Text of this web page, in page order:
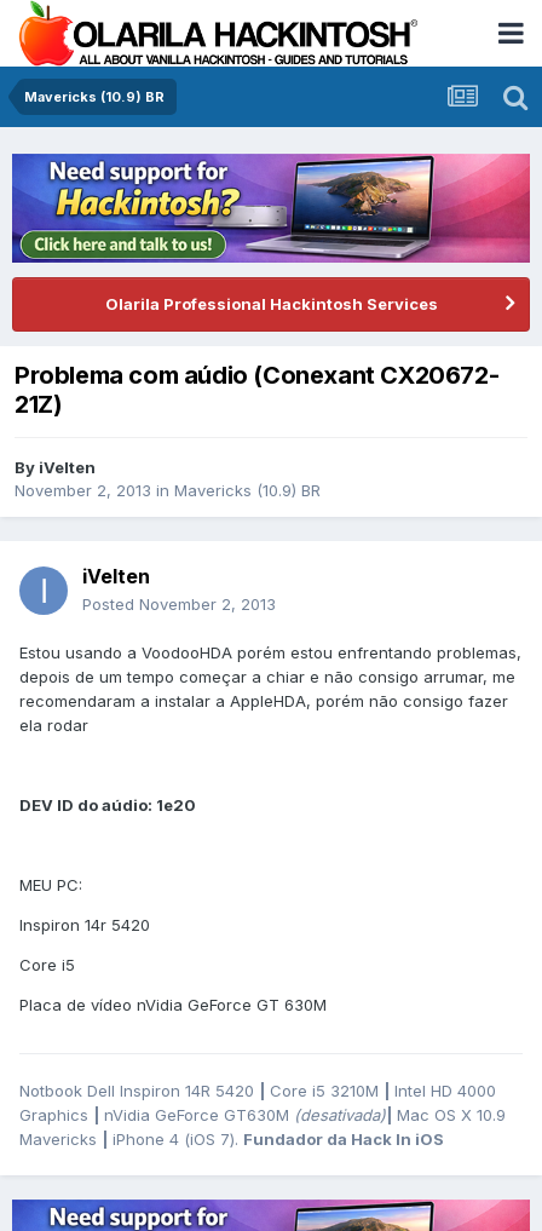
Mavericks (10.9) BR
Olarila Professional Hackintosh Services
Problema com aúdio (Conexant CX20672-
21Z)
By iVelten
November 2, 2013 in Mavericks (10.9) BR
iVelten
Posted November 2, 2013
Estou usando a VoodooHDA porém estou enfrentando problemas,
depois de um tempo começar a chiar e não consigo arrumar, me
recomendaram a instalar a AppleHDA, porém não consigo fazer
ela rodar
DEV ID do aúdio: 1e20
MEU PC:
Inspiron 14r 5420
Core i5
Placa de vídeo nVidia GeForce GT 630M
Notbook Dell Inspiron 14R 5420 Core i5 3210M
Intel HD 4000
Graphics
nVidia GeForce GT630M (desativada) Mac OS X 10.9
Mavericks
iPhone 4 (iOS 7). Fundador da Hack In iOS